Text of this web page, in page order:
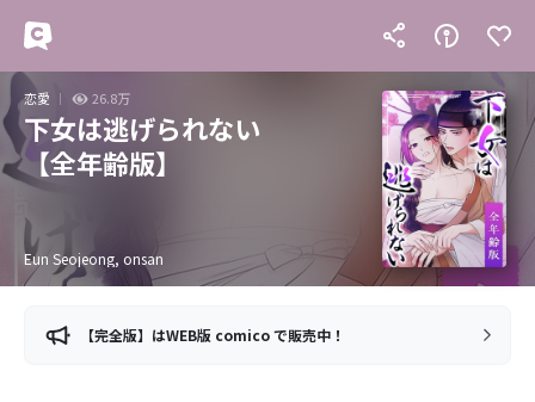
恋愛 26.8万
下女は逃げられない
【全年齢版】
Eun Seojeong, onsan
【完全版】はWEB版 comico で販売中！